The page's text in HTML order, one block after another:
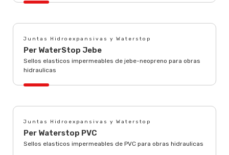
Juntas Hidroexpansivas y Waterstop
Per WaterStop Jebe
Sellos elasticos impermeables de jebe-neopreno para obras
hidraulicas
Juntas Hidroexpansivas y Waterstop
Per Waterstop PVC
Sellos elasticos impermeables de PVC para obras hidraulicas